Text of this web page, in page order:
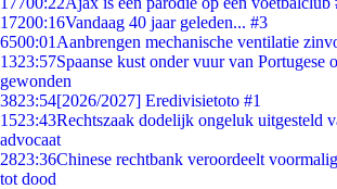
17200:16Vandaag 40 jaar geleden... #3
6500:01 Aanbrengen mechanische ventilatie
1323:57Spaanse kust onder vuur van Portugese
gewonden
3823:54[2026/2027] Eredivisietoto #1
1523:43Rechtszaak dodelijk ongeluk uitgesteld
advocaat
2823:36Chinese rechtbank veroordeelt
tot dood